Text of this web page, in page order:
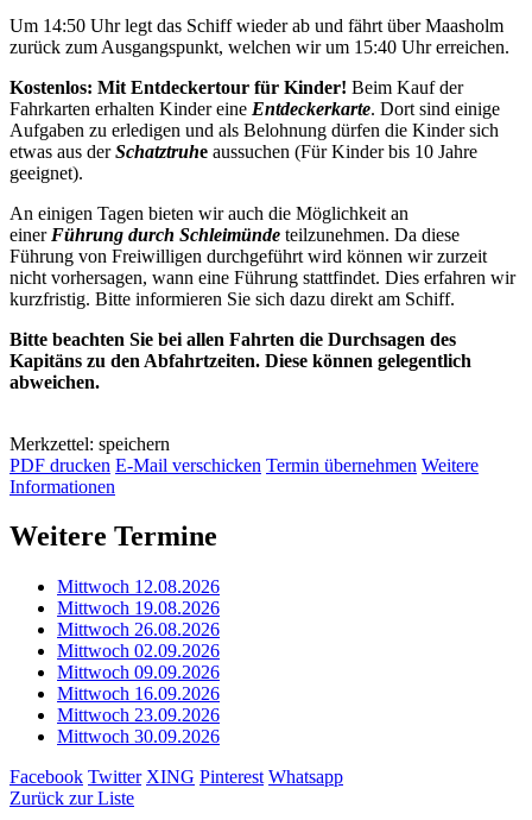
Um 14:50 Uhr legt das Schiff wieder ab und fährt über Maasholm
zurück zum Ausgangspunkt, welchen wir um 15:40 Uhr erreichen.
Kostenlos: Mit Entdeckertour für Kinder! Beim Kauf der
Fahrkarten erhalten Kinder eine Entdeckerkarte. Dort sind einige
Aufgaben zu erledigen und als Belohnung dürfen die Kinder sich
etwas aus der Schatztruhe aussuchen (Für Kinder bis 10 Jahre
geeignet).
An einigen Tagen bieten wir auch die Möglichkeit an
einer Führung durch Schleimünde teilzunehmen. Da diese
Führung von Freiwilligen durchgeführt wird können wir zurzeit
nicht vorhersagen, wann eine Führung stattfindet. Dies erfahren wir
kurzfristig. Bitte informieren Sie sich dazu direkt am Schiff.
Bitte beachten Sie bei allen Fahrten die Durchsagen des
Kapitäns zu den Abfahrtzeiten. Diese können gelegentlich
abweichen.
Merkzettel: speichern
PDF drucken E-Mail verschicken Termin übernehmen Weitere
Informationen
Weitere Termine
Mittwoch 12.08.2026
Mittwoch 19.08.2026
Mittwoch 26.08.2026
Mittwoch 02.09.2026
Mittwoch 09.09.2026
Mittwoch 16.09.2026
Mittwoch 23.09.2026
Mittwoch 30.09.2026
Facebook Twitter XING Pinterest Whatsapp
Zurück zur Liste